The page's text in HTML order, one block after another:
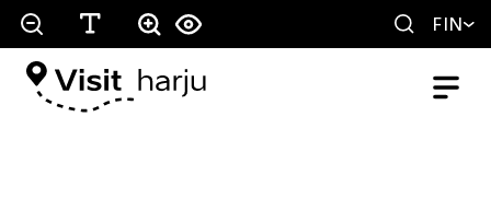
FIN